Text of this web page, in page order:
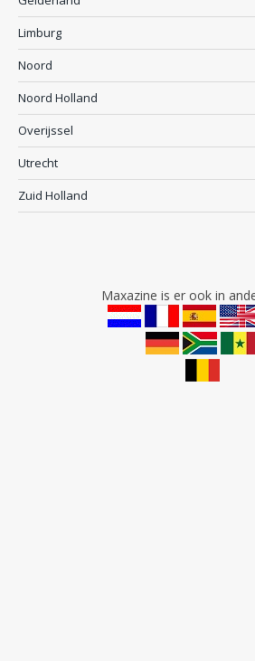
Limburg
Noord
Noord Holland
Overijssel
Utrecht
Zuid Holland
Maxazine is er ook in